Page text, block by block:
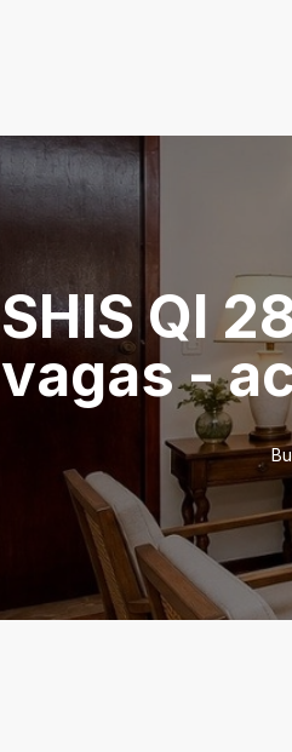
SHIS QI
vagas -